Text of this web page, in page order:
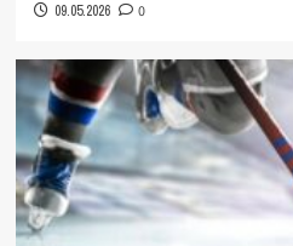
09.05.2026 0